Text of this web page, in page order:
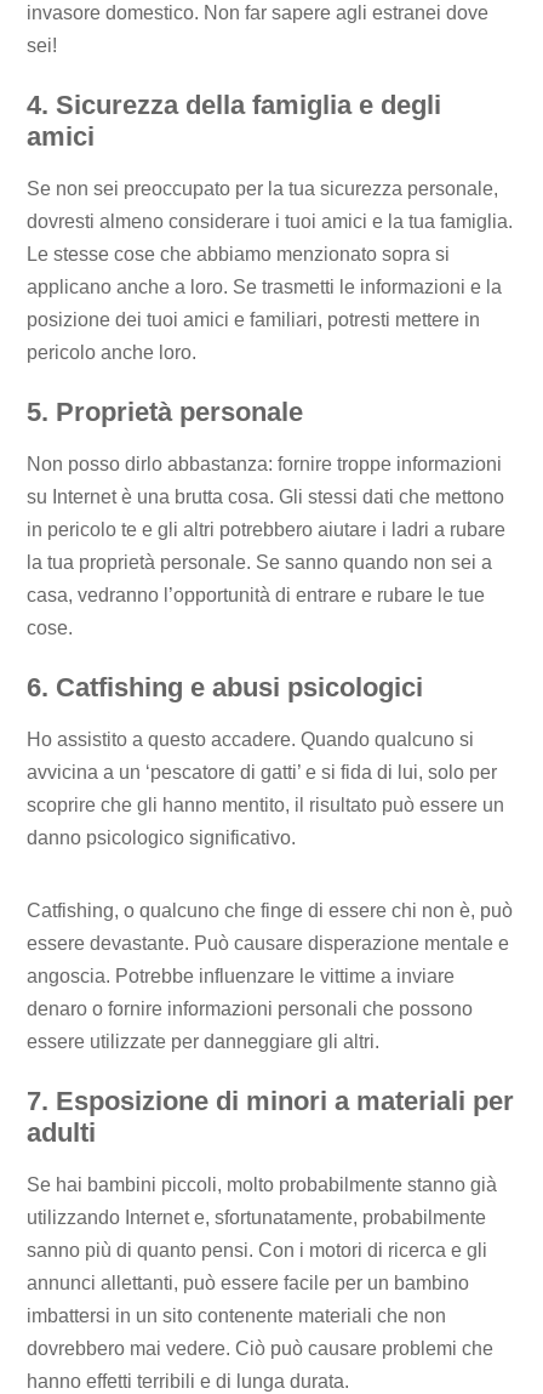
invasore domestico. Non far sapere agli estranei dove
sei!
4. Sicurezza della famiglia e degli
amici
Se non sei preoccupato per la tua sicurezza personale,
dovresti almeno considerare i tuoi amici e la tua famiglia.
Le stesse cose che abbiamo menzionato sopra si
applicano anche a loro. Se trasmetti le informazioni e la
posizione dei tuoi amici e familiari, potresti mettere in
pericolo anche loro.
5. Proprietà personale
Non posso dirlo abbastanza: fornire troppe informazioni
su Internet è una brutta cosa. Gli stessi dati che mettono
in pericolo te e gli altri potrebbero aiutare i ladri a rubare
la tua proprietà personale. Se sanno quando non sei a
casa, vedranno l’opportunità di entrare e rubare le tue
cose.
6. Catfishing e abusi psicologici
Ho assistito a questo accadere. Quando qualcuno si
avvicina a un ‘pescatore di gatti’ e si fida di lui, solo per
scoprire che gli hanno mentito, il risultato può essere un
danno psicologico significativo.
Catfishing, o qualcuno che finge di essere chi non è, può
essere devastante. Può causare disperazione mentale e
angoscia. Potrebbe influenzare le vittime a inviare
denaro o fornire informazioni personali che possono
essere utilizzate per danneggiare gli altri.
7. Esposizione di minori a materiali per
adulti
Se hai bambini piccoli, molto probabilmente stanno già
utilizzando Internet e, sfortunatamente, probabilmente
sanno più di quanto pensi. Con i motori di ricerca e gli
annunci allettanti, può essere facile per un bambino
imbattersi in un sito contenente materiali che non
dovrebbero mai vedere. Ciò può causare problemi che
hanno effetti terribili e di lunga durata.